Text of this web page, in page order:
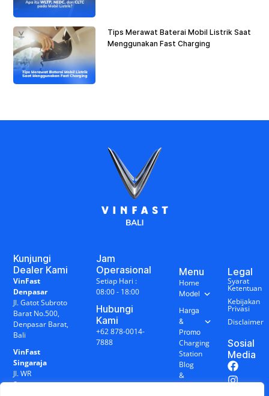
Tips Merawat Baterai Mobil Listrik Saat
Menggunakan Fast Charging
Kunjungi
Dealer Kami
VinFast
Denpasar
Jl. Gatot Subroto
Barat No.500,
Denpasar Barat,
Bali
VinFast
Singaraja
Jl. WR
Supratman
Jam
Operasional
Setiap Hari :
08:00 - 18:00
Hubungi
Kami
+62 878-0014-
7888
Menu
Home
Model
Harga
&
Promo
Charging
Station
Blog
&
Legal
Syarat
Ketentuan
Kebijakan
Privasi
Disclaimer
Sosial
Media